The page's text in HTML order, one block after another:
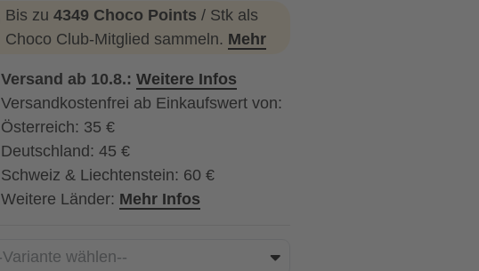
Bis zu 4349 Choco Points / Stk als
Choco Club-Mitglied sammeln. Mehr
Versand ab 10.8.: Weitere Infos
Versandkostenfrei ab Einkaufswert von:
Österreich: 35 €
Deutschland: 45 €
Schweiz & Liechtenstein: 60 €
Weitere Länder: Mehr Infos